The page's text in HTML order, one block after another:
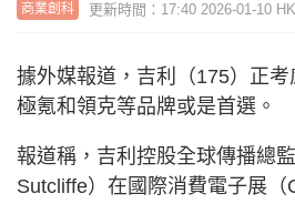
商業創科 更新時間：17:40 2026-01-10
據外媒報道，吉利（175）正考
極氪和領克等品牌或是首選。
報道稱，吉利控股全球傳播總
Sutcliffe）在國際消費電子展（